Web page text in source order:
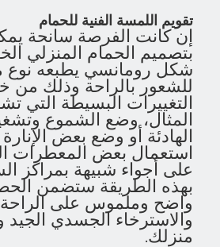
تقويم اللمسة الفنية للحمام
إن كانت الفرصة سانحة
بتصميم الحمام المنزلي
شكل رومانسي يطبعه نوع
للشعور بالراحة وذلك من
التغييرات البسيطة التي
المثال، وضع الشموع
الهادئة أو وضع بعض الإنارة
استعمال بعض المعطرات
على أجواء شبيهة بمراكز
بهذه الطريقة ستضمن
واضح وملموس على الراحة
والاسترخاء الجسدي
منزلك.